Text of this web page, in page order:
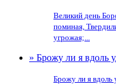
Великий день
поминая,
угрожая;...
» Брожу ли я вдоль
Брожу ли я